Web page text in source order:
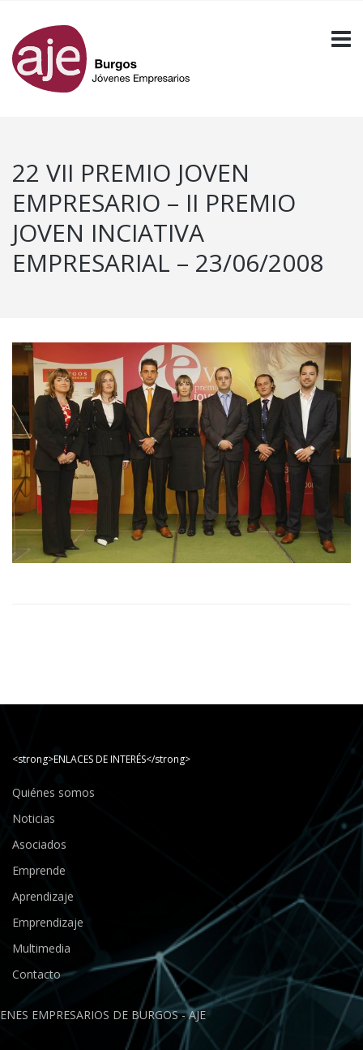
22 VII PREMIO JOVEN
EMPRESARIO – II PREMIO
JOVEN INCIATIVA
EMPRESARIAL – 23/06/2008
<strong>ENLACES DE INTERÉS</strong>
Quiénes somos
Noticias
Asociados
Emprende
Aprendizaje
Emprendizaje
Multimedia
Contacto
EMPRESARIOS DE BURGOS - AJE